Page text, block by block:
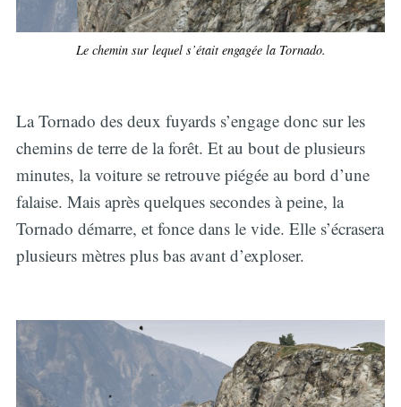
Le chemin sur lequel s’était engagée la Tornado.
La Tornado des deux fuyards s’engage donc sur les
chemins de terre de la forêt. Et au bout de plusieurs
minutes, la voiture se retrouve piégée au bord d’une
falaise. Mais après quelques secondes à peine, la
Tornado démarre, et fonce dans le vide. Elle s’écrasera
plusieurs mètres plus bas avant d’exploser.